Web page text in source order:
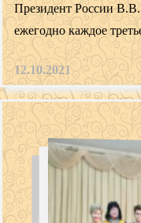
Президент России В.В.
ежегодно каждое
12.10.2021